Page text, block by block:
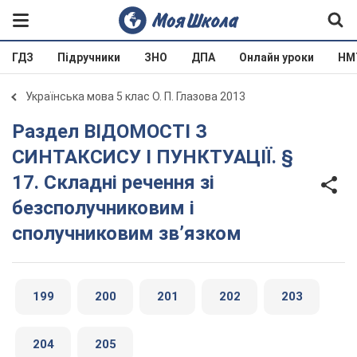
ГДЗ Підручники ЗНО ДПА Онлайн уроки
Українська мова 5 клас О. П. Глазова 2013
Раздел ВІДОМОСТІ З
СИНТАКСИСУ І ПУНКТУАЦІЇ. §
17. Складні речення зі
безсполучниковим і
сполучниковим зв’язком
199 200 201 202 203
204 205